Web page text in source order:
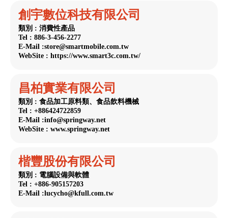
創宇數位科技有限公司
類別 : 消費性產品
Tel : 886-3-456-2277
E-Mail :store@smartmobile.com.tw
WebSite : https://www.smart3c.com.tw/
昌柏實業有限公司
類別 : 食品加工原料類、食品飲料機械
Tel : +886424722859
E-Mail :info@springway.net
WebSite : www.springway.net
楷豐股份有限公司
類別 : 電腦設備與軟體
Tel : +886-905157203
E-Mail :lucycho@kfull.com.tw